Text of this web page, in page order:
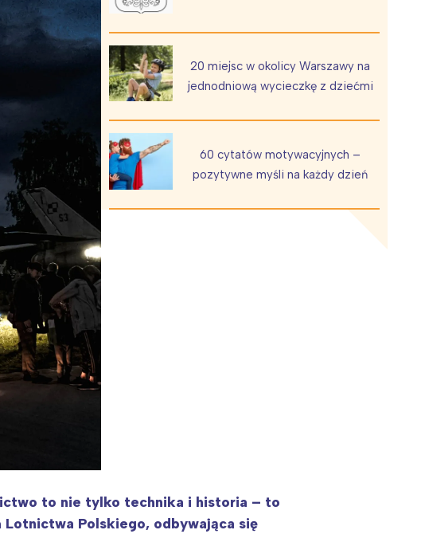
Wiewiórka na kwitnącym polu
20 miejsc w okolicy Warszawy na
jednodniową wycieczkę z dziećmi
60 cytatów motywacyjnych –
pozytywne myśli na każdy dzień
to nie tylko technika i historia – to
Polskiego, odbywająca się